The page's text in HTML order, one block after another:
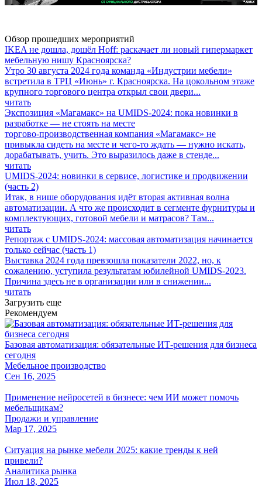
Обзор прошедших мероприятий
IKEA не дошла, дошёл Hoff: раскачает ли новый гипермаркет
мебельную нишу Красноярска?
Утро 30 августа 2024 года команда «Индустрии мебели»
встретила в ТРЦ «Июнь» г. Красноярска. На цокольном этаже
крупного торгового центра открыл свои двери...
читать
Экспозиция «Магамакс» на UMIDS-2024: пока новинки в
разработке — не стоять на месте
торгово-производственная компания «Магамакс» не
привыкла сидеть на месте и чего-то ждать — нужно искать,
дорабатывать, учить. Это выразилось даже в стенде...
читать
UMIDS-2024: новинки в сервисе, логистике и продвижении
(часть 2)
Итак, в нише оборудования идёт вторая активная волна
автоматизации. А что же происходит в сегменте фурнитуры и
комплектующих, готовой мебели и матрасов? Там...
читать
Репортаж с UMIDS-2024: массовая автоматизация начинается
только сейчас (часть 1)
Выставка 2024 года превзошла показатели 2022, но, к
сожалению, уступила результатам юбилейной UMIDS-2023.
Причина здесь не в организации или в снижении...
читать
Загрузить еще
Рекомендуем
Базовая автоматизация: обязательные ИТ-решения для бизнеса
сегодня
Мебельное производство
Сен 16, 2025
Применение нейросетей в бизнесе: чем ИИ может помочь
мебельщикам?
Продажи и управление
Мар 17, 2025
Ситуация на рынке мебели 2025: какие тренды к ней
привели?
Аналитика рынка
Июл 18, 2025